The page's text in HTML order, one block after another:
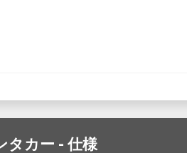
タカー - 仕様